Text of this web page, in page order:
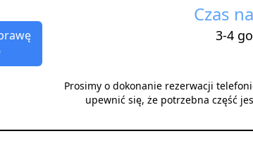
Czas
3-4
Prosimy o dokonanie rezerwacji
upewnić się, że potrzebna część